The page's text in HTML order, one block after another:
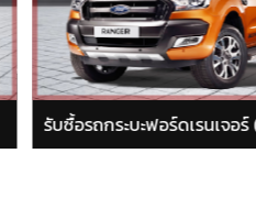
รับซื้อรถกระบะฟอร์